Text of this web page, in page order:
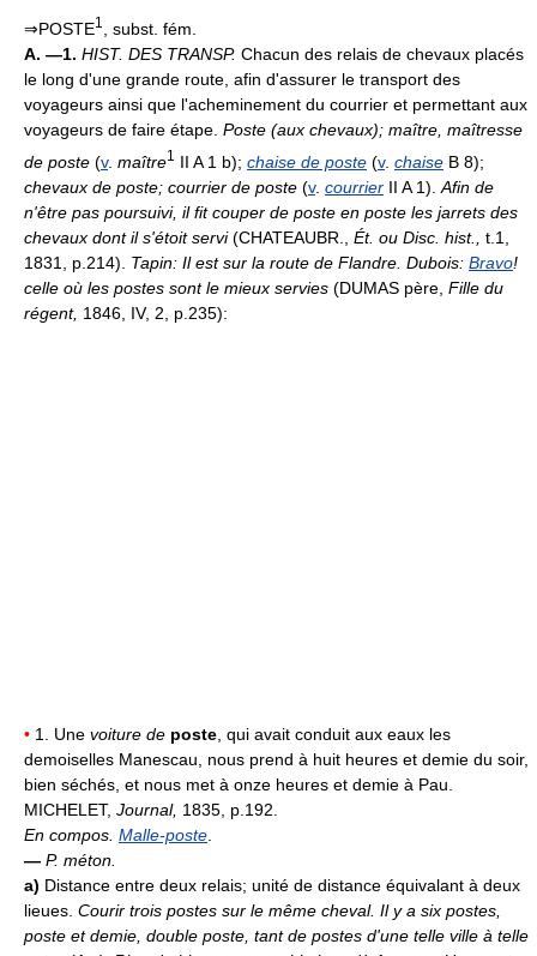
⇒POSTE1
, subst. fém.
A. —1. HIST. DES TRANSP. Chacun des relais de chevaux placés
le long d'une grande route, afin d'assurer le transport des
voyageurs ainsi que l'acheminement du courrier et permettant aux
voyageurs de faire étape. Poste (aux chevaux); maître, maîtresse
de poste (v. maître1 II A 1 b); chaise de poste (v. chaise B 8);
chevaux de poste; courrier de poste (v. courrier II A 1). Afin de
n'être pas poursuivi, il fit couper de poste en poste les jarrets des
chevaux dont il s'étoit servi(CHATEAUBR., Ét. ou Disc. hist., t.1,
1831, p.214). Tapin: Il est sur la route de Flandre. Dubois: Bravo!
celle où les postes sont le mieux servies (DUMAS père, Fille du
régent, 1846, IV, 2, p.235):
• 1. Une voiture de poste , qui avait conduit aux eaux les
demoiselles Manescau, nous prend à huit heures et demie du soir,
bien séchés, et nous met à onze heures et demie à Pau.
MICHELET, Journal, 1835, p.192.
En compos. Malle-poste
— P. méton.
a) Distance entre deux relais; unité de distance équivalant à deux
lieues. Courir trois postes sur le même cheval. Il y a six postes,
poste et demie, double poste, tant de postes d'une telle ville à telle